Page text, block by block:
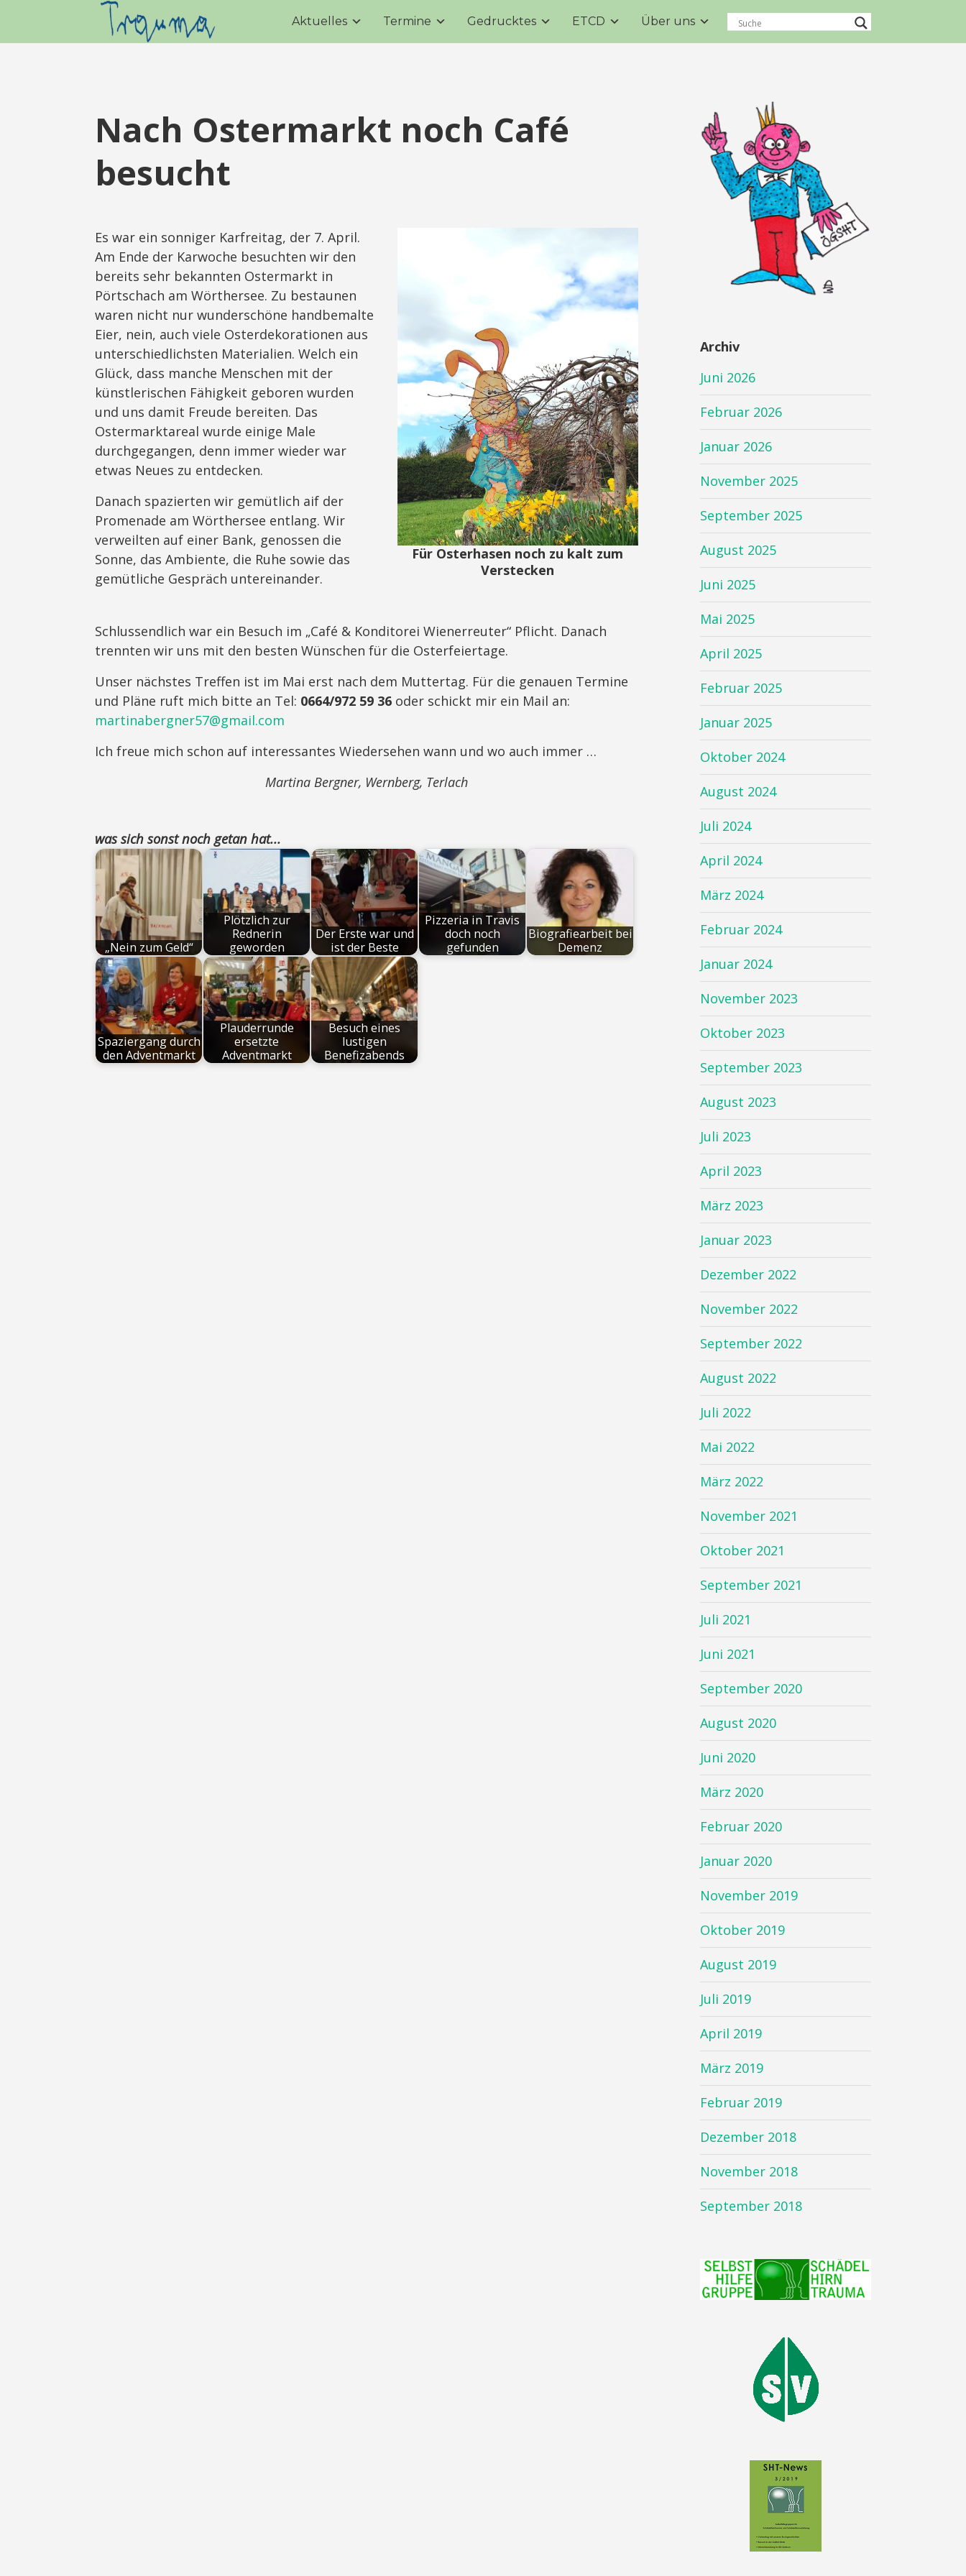
Aktuelles Termine Gedrucktes ETCD Über uns
Nach Ostermarkt noch Café
besucht
Es war ein sonniger Karfreitag, der 7. April.
Am Ende der Karwoche besuchten wir den
bereits sehr bekannten Ostermarkt in
Pörtschach am Wörthersee. Zu bestaunen
waren nicht nur wunderschöne handbemalte
Eier, nein, auch viele Osterdekorationen aus
unterschiedlichsten Materialien. Welch ein
Glück, dass manche Menschen mit der
künstlerischen Fähigkeit geboren wurden
und uns damit Freude bereiten. Das
Ostermarktareal wurde einige Male
durchgegangen, denn immer wieder war
etwas Neues zu entdecken.
Danach spazierten wir gemütlich aif der
Promenade am Wörthersee entlang. Wir
verweilten auf einer Bank, genossen die
Sonne, das Ambiente, die Ruhe sowie das
gemütliche Gespräch untereinander.
Für Osterhasen noch zu kalt zum
Verstecken
Schlussendlich war ein Besuch im „Café & Konditorei Wienerreuter“ Pflicht. Danach
trennten wir uns mit den besten Wünschen für die Osterfeiertage.
Unser nächstes Treffen ist im Mai erst nach dem Muttertag. Für die genauen Termine
und Pläne ruft mich bitte an Tel: 0664/972 59 36 oder schickt mir ein Mail an:
martinabergner57@gmail.com
Ich freue mich schon auf interessantes Wiedersehen wann und wo auch immer …
Martina Bergner, Wernberg, Terlach
was sich sonst noch getan hat...
„Nein zum Geld“
Plötzlich zur
Rednerin
geworden
Der Erste war und
ist der Beste
Pizzeria in Travis
doch noch
gefunden
Biografiearbeit bei
Demenz
Spaziergang durch
den Adventmarkt
Plauderrunde
ersetzte
Adventmarkt
Besuch eines
lustigen
Benefizabends
Archiv
Juni 2026
Februar 2026
Januar 2026
November 2025
September 2025
August 2025
Juni 2025
Mai 2025
April 2025
Februar 2025
Januar 2025
Oktober 2024
August 2024
Juli 2024
April 2024
März 2024
Februar 2024
Januar 2024
November 2023
Oktober 2023
September 2023
August 2023
Juli 2023
April 2023
März 2023
Januar 2023
Dezember 2022
November 2022
September 2022
August 2022
Juli 2022
Mai 2022
März 2022
November 2021
Oktober 2021
September 2021
Juli 2021
Juni 2021
September 2020
August 2020
Juni 2020
März 2020
Februar 2020
Januar 2020
November 2019
Oktober 2019
August 2019
Juli 2019
April 2019
März 2019
Februar 2019
Dezember 2018
November 2018
September 2018